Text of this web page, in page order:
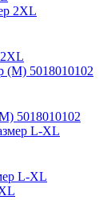
5018010102
L-XL